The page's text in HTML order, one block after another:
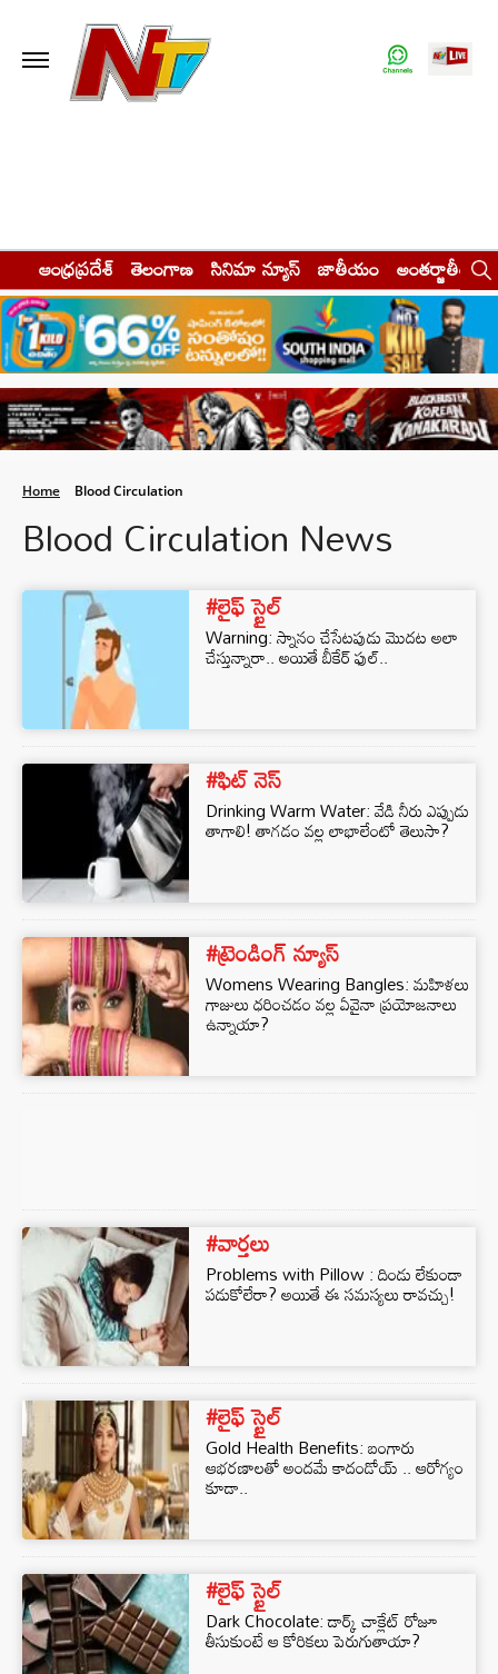
ఆంధ్రప్రదేశ్ తెలంగాణ సినిమా న్యూస్ జాతీయం అంతర్జాతీయం
Home Blood Circulation
Blood Circulation News
#లైఫ్ స్టైల్
Warning: స్నానం చేసేటపుడు మొదట అలా
చేస్తున్నారా.. అయితే బీకేర్ ఫుల్..
#ఫిట్ నెస్
Drinking Warm Water: వేడి నీరు ఎప్పుడు
తాగాలి! తాగడం వల్ల లాభాలేంటో తెలుసా?
#ట్రెండింగ్ న్యూస్
Womens Wearing Bangles: మహిళలు
గాజులు ధరించడం వల్ల ఏవైనా ప్రయోజనాలు
ఉన్నాయా?
#వార్తలు
Problems with Pillow : దిండు లేకుండా
పడుకోలేరా? అయితే ఈ సమస్యలు రావచ్చు!
#లైఫ్ స్టైల్
Gold Health Benefits: బంగారు
ఆభరణాలతో అందమే కాదండోయ్ .. ఆరోగ్యం
కూడా..
#లైఫ్ స్టైల్
Dark Chocolate: డార్క్ చాక్లేట్ రోజూ
తీసుకుంటే ఆ కోరికలు పెరుగుతాయా?